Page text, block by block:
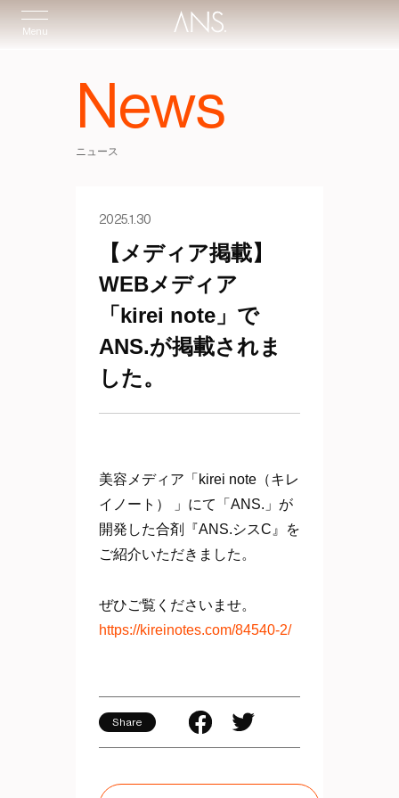
Menu
News
ニュース
2025.1.30
【メディア掲載】
WEBメディア
「kirei note」で
ANS.が掲載されま
した。
美容メディア「kirei note（キレ
イノート） 」にて「ANS.」が
開発した合剤『ANS.シスC』を
ご紹介いただきました。
ぜひご覧くださいませ。
https://kireinotes.com/84540-2/
Share